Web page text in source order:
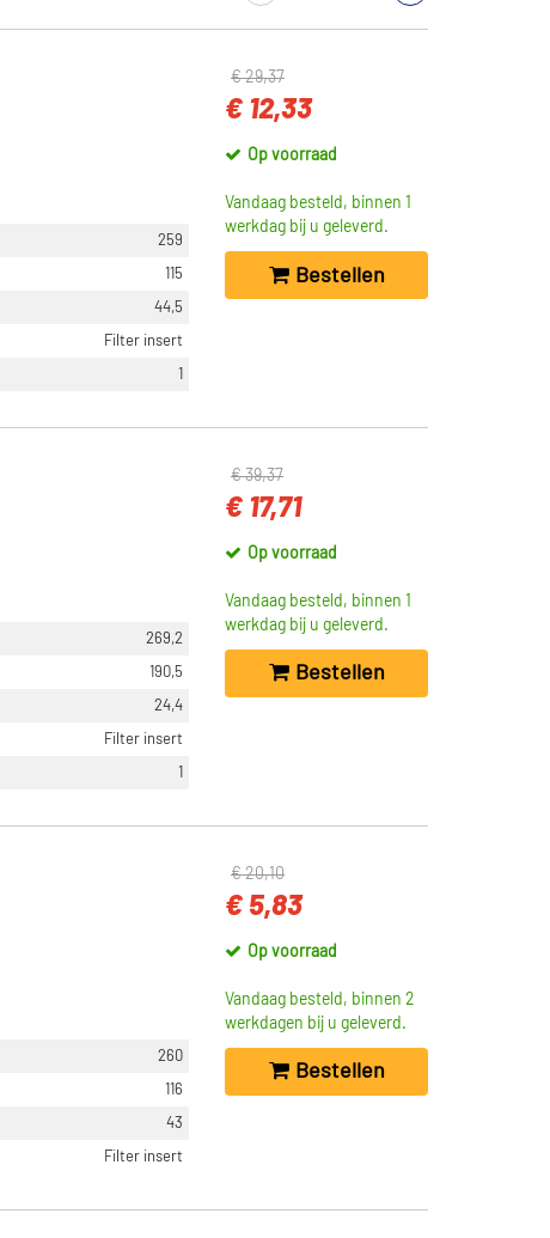
259
115
44,5
Filter insert
1
€ 29,37
€ 12,33
Op voorraad
Vandaag besteld, binnen 1
werkdag bij u geleverd.
Bestellen
269,2
190,5
24,4
Filter insert
1
€ 39,37
€ 17,71
Op voorraad
Vandaag besteld, binnen 1
werkdag bij u geleverd.
Bestellen
260
116
43
Filter insert
€ 20,10
€ 5,83
Op voorraad
Vandaag besteld, binnen 2
werkdagen bij u geleverd.
Bestellen